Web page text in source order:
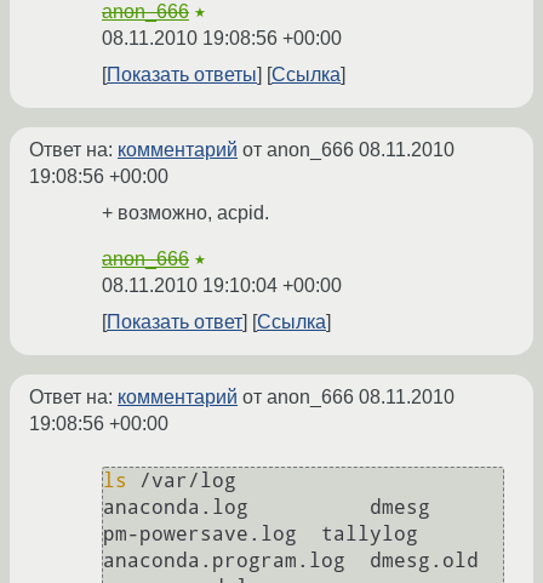
anon_666 ★
08.11.2010 19:08:56 +00:00
Показать ответы
Ссылка
Ответ на: комментарий от anon_666 08.11.2010
19:08:56 +00:00
+ возможно, acpid.
anon_666 ★
08.11.2010 19:10:04 +00:00
Показать ответ
Ссылка
Ответ на: комментарий от anon_666 08.11.2010
19:08:56 +00:00
ls
/var/log
anaconda.log          dmesg
pm-powersave.log  tallylog
anaconda.program.log  dmesg.old